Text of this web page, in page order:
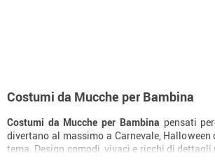
Costumi da Mucche per Bambina
Costumi da Mucche per Bambina pensati
divertano al massimo a Carnevale,
tema. Design comodi, vivaci e ricchi di dettagli